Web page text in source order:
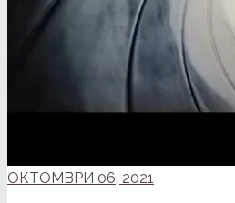
ОКТОМВРИ 06, 2021